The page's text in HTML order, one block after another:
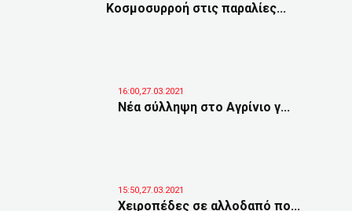
Κοσμοσυρροή στις παραλίες...
16:00,27.03.2021
Νέα σύλληψη στο Αγρίνιο γ...
15:50,27.03.2021
Χειροπέδες σε αλλοδαπό πο...